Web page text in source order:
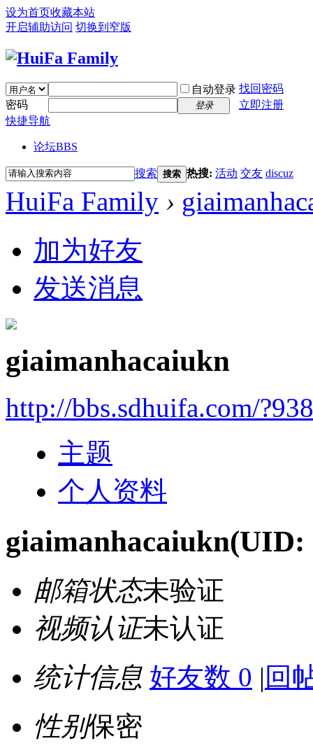
设为首页收藏本站
开启辅助访问 切换到窄版
自动登录 找回密码
密码
登录
立即注册
快捷导航
论坛BBS
搜索 搜索 热搜: 活动 交友 discuz
HuiFa Family ›
加为好友
发送消息
giaimanhacaiukn
http://bbs.sdhuifa.com/
主题
个人资料
giaimanhacaiukn(UID:
邮箱状态未验证
视频认证未认证
统计信息 好友数 0 | 回
性别保密